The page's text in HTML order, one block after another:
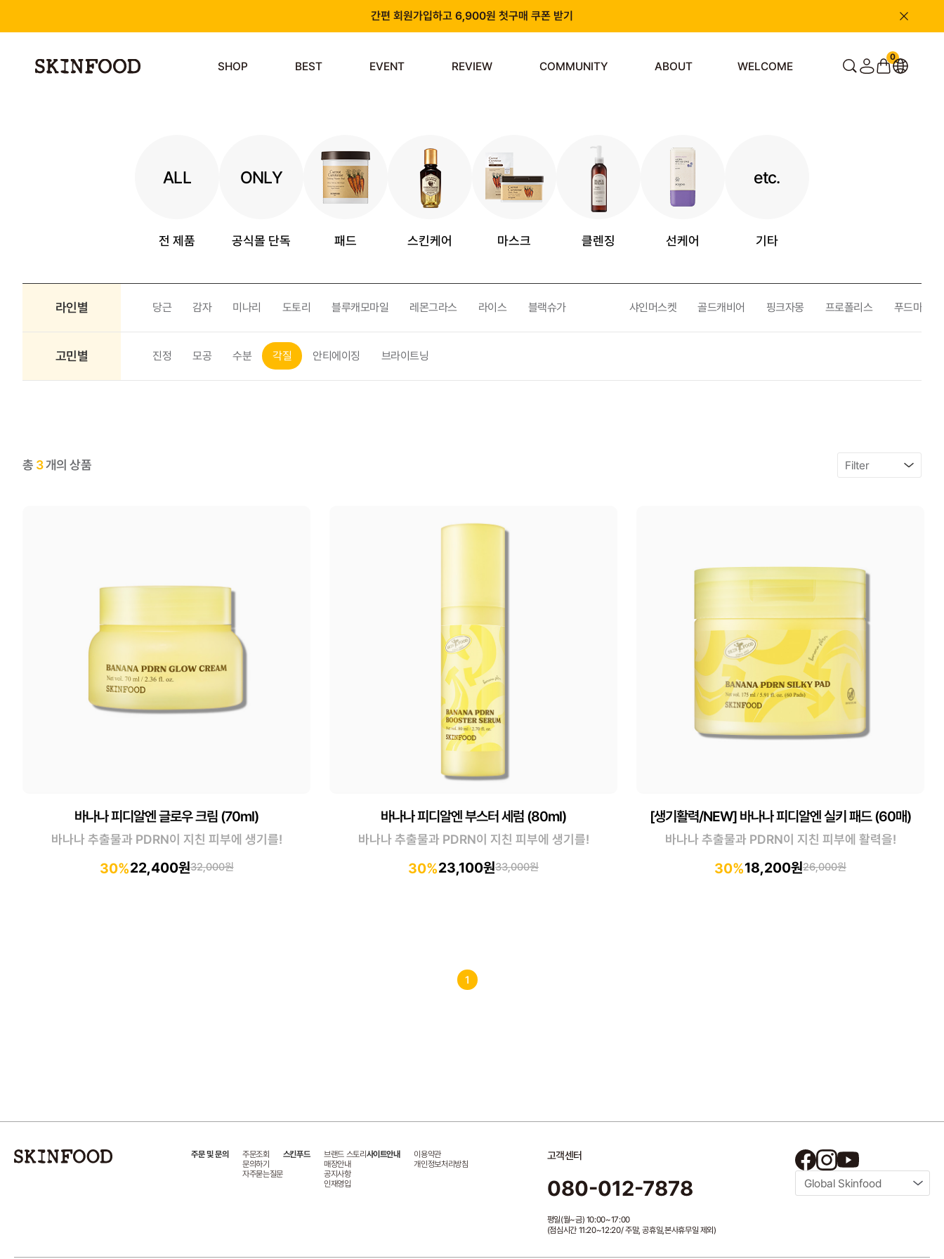
간편 회원가입하고 6,900원 첫구매 쿠폰 받기
SHOP BEST EVENT REVIEW COMMUNITY ABOUT WELCOME
0
ALL
전 제품
ONLY
공식몰 단독 패드 스킨케어 마스크 클렌징 선케어
etc.
기타
라인별 당근 감자 미나리 도토리 블루캐모마일 레몬그라스 라이스 블랙슈가 샤인머스켓 골드캐비어 핑크자몽 프로폴리스 푸드마스크
고민별 진정 모공 수분 각질 안티에이징 브라이트닝
총 3개의 상품
바나나 피디알엔 글로우 크림 (70ml)
바나나 추출물과 PDRN이 지친 피부에 생기를!
30%22,400원32,000원
바나나 피디알엔 부스터 세럼 (80ml)
바나나 추출물과 PDRN이 지친 피부에 생기를!
30%23,100원33,000원
[생기활력/NEW] 바나나 피디알엔 실키 패드 (60매)
바나나 추출물과 PDRN이 지친 피부에 활력을!
30%18,200원26,000원
1
주문 및 문의
주문조회
문의하기
자주묻는질문
스킨푸드
브랜드 스토리
매장안내
공지사항
인재영입
사이트안내
이용약관
개인정보처리방침
고객센터
080-012-7878
평일(월~금) 10:00~17:00
(점심시간 11:20~12:20/ 주말, 공휴일,본사휴무일 제외)
Global Skinfood